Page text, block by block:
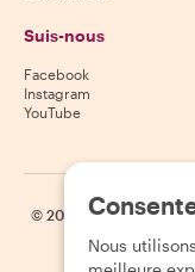
Suis-nous
Facebook
Instagram
YouTube
© 2026 Withlocals.com |
Nous